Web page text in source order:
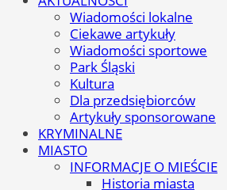
Wiadomości lokalne
Ciekawe artykuły
Wiadomości sportowe
Park Śląski
Kultura
Dla przedsiębiorców
Artykuły sponsorowane
KRYMINALNE
MIASTO
INFORMACJE O MIEŚCIE
Historia miasta